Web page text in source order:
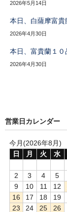
2026年5月14日
本日、白薩摩富
2026年4月30日
本日、富貴蘭１
2026年4月30日
営業日カレンダー
今月(2026年8月)
日
月 火 水
2
3 4 5
9
10 11 12
16
17 18 19
23
24 25 26